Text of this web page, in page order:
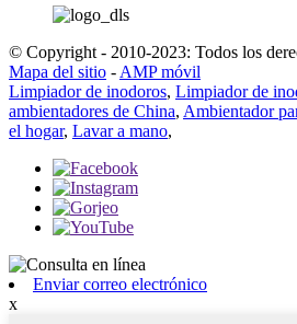
© Copyright - 2010-2023: Todos los
Mapa del sitio - AMP móvil
Limpiador de inodoros, Limpiador de
ambientadores de China, Ambientador
el hogar, Lavar a mano,
Enviar correo electrónico
x